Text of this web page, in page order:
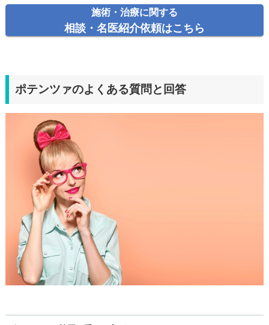
施術・治療に関する
相談・名医紹介依頼はこちら
ポテンツァのよくある質問と回答